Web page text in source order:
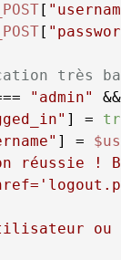
[
[
très
"admin" &&
] =
] =
réussie !
ou